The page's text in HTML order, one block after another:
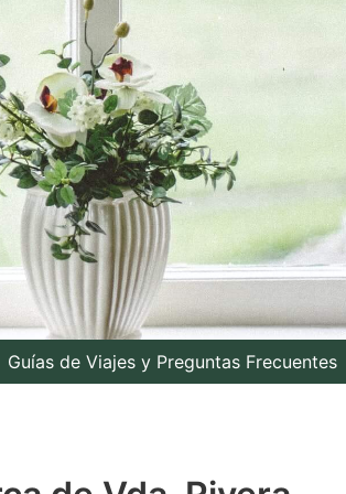
Guías de Viajes y Preguntas Frecuentes